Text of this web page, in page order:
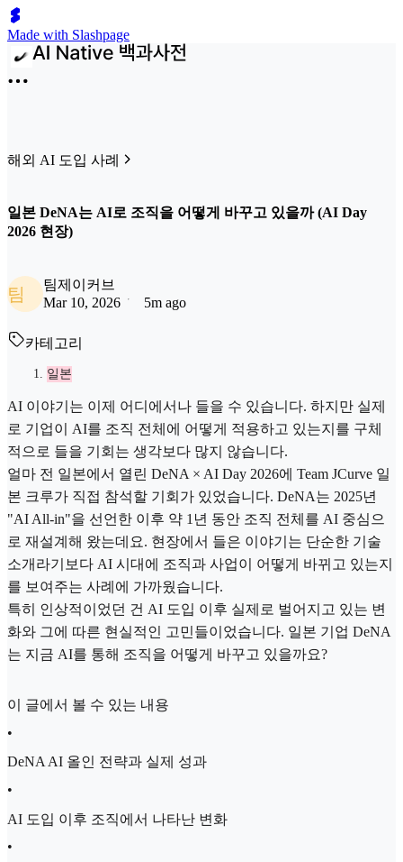
Made with Slashpage
해외 AI 도입 사례
일본 DeNA는 AI로 조직을 어떻게 바꾸고 있을까 (AI Day
2026 현장)
팀
팀제이커브
Mar 10, 2026
5m ago
카테고리
일본
AI 이야기는 이제 어디에서나 들을 수 있습니다. 하지만 실제
로 기업이 AI를 조직 전체에 어떻게 적용하고 있는지를 구체
적으로 들을 기회는 생각보다 많지 않습니다.
얼마 전 일본에서 열린 DeNA × AI Day 2026에 Team JCurve 일
본 크루가 직접 참석할 기회가 있었습니다. DeNA는 2025년
"AI All-in"을 선언한 이후 약 1년 동안 조직 전체를 AI 중심으
로 재설계해 왔는데요. 현장에서 들은 이야기는 단순한 기술
소개라기보다 AI 시대에 조직과 사업이 어떻게 바뀌고 있는지
를 보여주는 사례에 가까웠습니다.
특히 인상적이었던 건 AI 도입 이후 실제로 벌어지고 있는 변
화와 그에 따른 현실적인 고민들이었습니다. 일본 기업 DeNA
는 지금 AI를 통해 조직을 어떻게 바꾸고 있을까요?
이 글에서 볼 수 있는 내용
•
DeNA AI 올인 전략과 실제 성과
•
AI 도입 이후 조직에서 나타난 변화
•